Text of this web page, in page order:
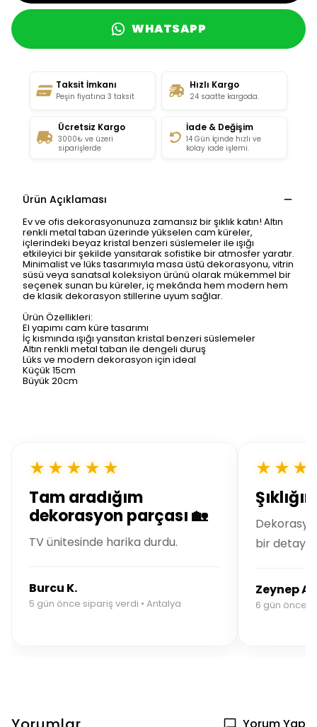
WHATSAPP
Taksit İmkanı
Peşin fiyatına 3 taksit
Hızlı Kargo
24 saatte kargoda.
Ücretsiz Kargo
3000₺ ve üzeri
siparişlerde
İade & Değişim
14 Gün İçinde hızlı ve
kolay iade işlemi.
Ürün Açıklaması
Ev ve ofis dekorasyonunuza zamansız bir şıklık katın! Altın
renkli metal taban üzerinde yükselen cam küreler,
içlerindeki beyaz kristal benzeri süslemeler ile ışığı
etkileyici bir şekilde yansıtarak sofistike bir atmosfer yaratır.
Minimalist ve lüks tasarımıyla masa üstü dekorasyonu, vitrin
süsü veya sanatsal koleksiyon ürünü olarak mükemmel bir
seçenek sunan bu küreler, iç mekânda hem modern hem
de klasik dekorasyon stillerine uyum sağlar.
Ürün Özellikleri:
El yapımı cam küre tasarımı
İç kısmında ışığı yansıtan kristal benzeri süslemeler
Altın renkli metal taban ile dengeli duruş
Lüks ve modern dekorasyon için ideal
Küçük 15cm
Büyük 20cm
★★★★★
Tam aradığım
dekorasyon parçası 🏡
TV ünitesinde harika durdu.
Burcu K.
5 gün önce sipariş verdi • Antalya
bir detay.
Zeynep A.
6 gün önce
Yorum Yap